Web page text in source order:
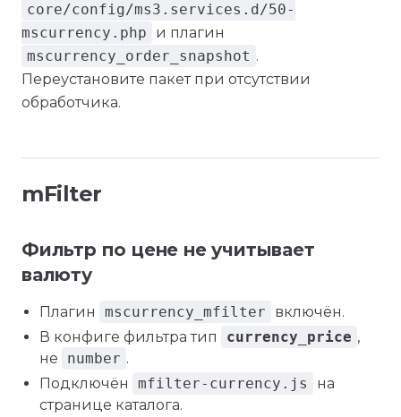
core/config/ms3.services.d/50-
mscurrency.php
и плагин
mscurrency_order_snapshot .
Переустановите пакет при отсутствии
обработчика.
mFilter
Фильтр по цене не учитывает
валюту
Плагин mscurrency_mfilter
включён.
В конфиге фильтра тип
currency_price ,
не
number .
Подключён
mfilter-currency.js
на
странице каталога.